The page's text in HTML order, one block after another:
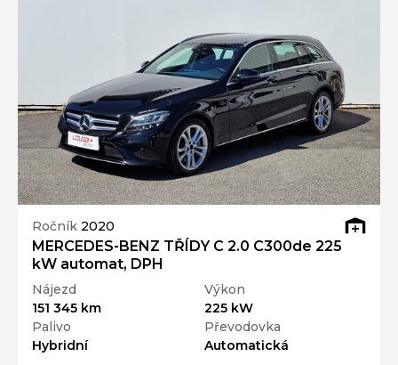
Ročník 2020
MERCEDES-BENZ TŘÍDY C 2.0 C300de 225
kW automat, DPH
Nájezd
151 345 km
Výkon
225 kW
Palivo
Hybridní
Převodovka
Automatická